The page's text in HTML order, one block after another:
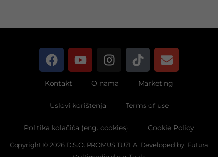
Kontakt O nama Marketing
Uslovi korištenja Terms of use
Politika kolačića (eng. cookies) Cookie Policy
Copyright © 2026 D.S.O. PROMUS TUZLA. Developed by: Futura